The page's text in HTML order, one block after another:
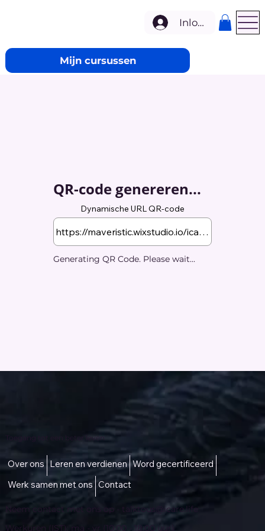
Mijn cursussen
Inloggen
QR-code genereren...
Dynamische URL QR-code
Generating QR Code. Please wait...
Toegang tot een beter leven
Neem contact met ons op - talktous@icare.life
Over ons Leren en verdienen Word gecertificeerd
Werk samen met ons Contact
Werkuren (IST): ma - vr (10:00 - 18:00 uur)